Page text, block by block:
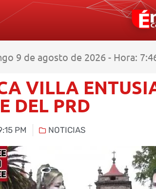
9 de agosto de 2026 - Hora:
VILLA
DEL PRD
PM NOTICIAS